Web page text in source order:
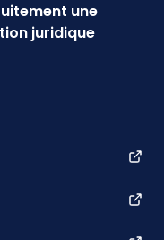
une
juridique